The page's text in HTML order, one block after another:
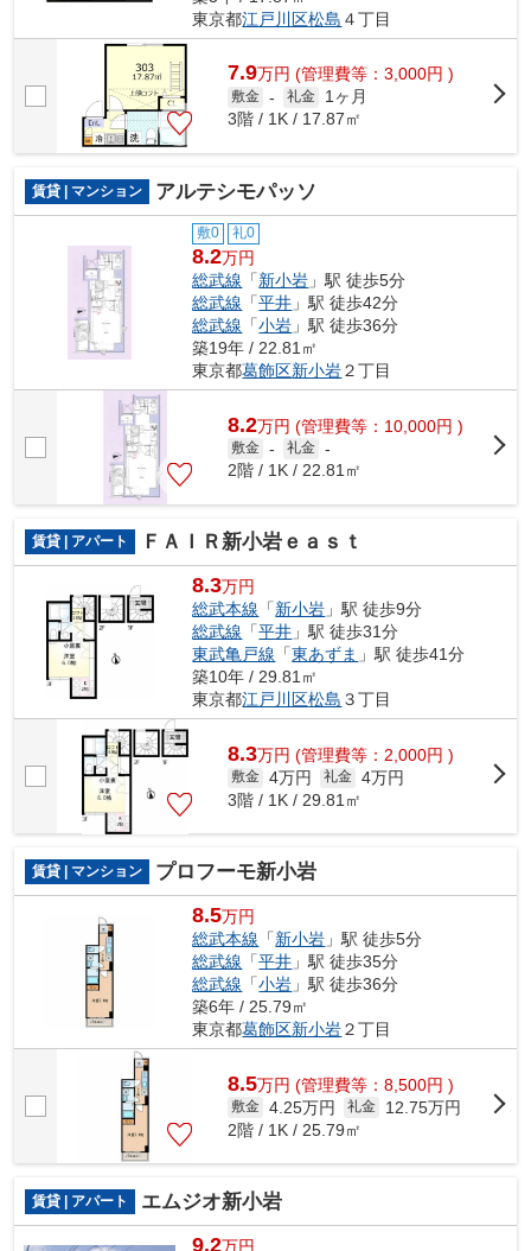
東京都江戸川区松島 ４丁目
7.9万円 (管理費等：3,000円 )
敷金 - 礼金
1ヶ月
3階 / 1K / 17.87㎡
賃貸 | マンション アルテシモパッソ
敷0 礼0
8.2万円
総武線 「新小岩 」駅 徒歩5分
総武線 「平井 」駅 徒歩42分
総武線 「小岩 」駅 徒歩36分
築19年 / 22.81㎡
東京都葛飾区新小岩２丁目
8.2万円 (管理費等：10,000円 )
敷金 - 礼金 -
2階 / 1K / 22.81㎡
賃貸 | アパート ＦＡＩＲ新小岩ｅａｓｔ
8.3万円
総武本線 「新小岩 」駅 徒歩9分
総武線 「平井 」駅 徒歩31分
東武亀戸線 「東あずま 」駅 徒歩41分
築10年 / 29.81㎡
東京都江戸川区松島 ３丁目
8.3万円 (管理費等：2,000円 )
敷金 4万円 礼金 4万円
3階 / 1K / 29.81㎡
賃貸 | マンション プロフーモ新小岩
8.5万円
総武本線 「新小岩 」駅 徒歩5分
総武線 「平井 」駅 徒歩35分
総武線 「小岩 」駅 徒歩36分
築6年 / 25.79㎡
東京都葛飾区新小岩２丁目
8.5万円 (管理費等：8,500円 )
敷金 4.25万円 礼金
12.75万円
2階 / 1K / 25.79㎡
賃貸 | アパート エムジオ新小岩
9.2万円